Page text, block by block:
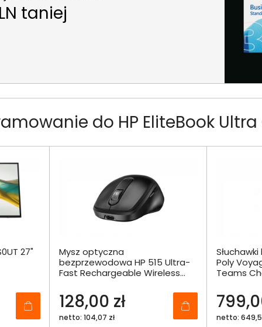
taniej
do HP EliteBook Ultra
27"
Mysz optyczna
bezprzewodowa HP 515 Ultra-
Fast Rechargeable Wireless
128,00 zł
netto: 104,07 zł
Poly
Teams
9T9J6AA
netto: